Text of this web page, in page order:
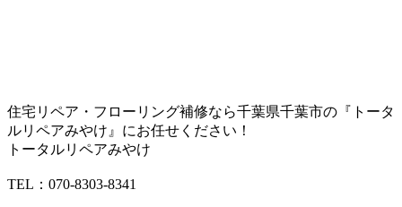
住宅リペア・フローリング補修なら千葉県千葉市の『トータ
ルリペアみやけ』にお任せください！
トータルリペアみやけ
TEL：070-8303-8341